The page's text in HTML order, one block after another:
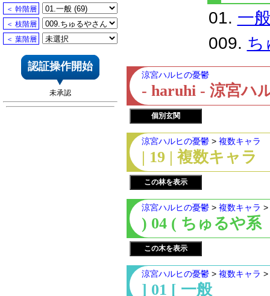
01. 一
009. ち
涼宮ハルヒの憂鬱
- haruhi - 涼宮ハ
個別玄関
涼宮ハルヒの憂鬱 > 複数キャラ
| 19 | 複数キャラ
この林を表示
涼宮ハルヒの憂鬱 > 複数キャラ >
) 04 ( ちゅるや系
この木を表示
涼宮ハルヒの憂鬱 > 複数キャラ >
] 01 [ 一般
＜ 幹階層
＜ 枝階層
＜ 葉階層
認証操作開始
未承認